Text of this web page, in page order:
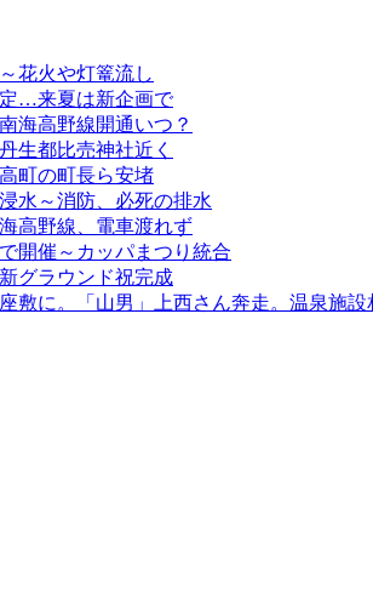
花火や灯篭流し
…来夏は新企画で
海高野線開通いつ？
生都比売神社近く
町の町長ら安堵
水～消防、必死の排水
高野線、電車渡れず
開催～カッパまつり統合
グラウンド祝完成
敷に。「山男」上西さん奔走。温泉施設